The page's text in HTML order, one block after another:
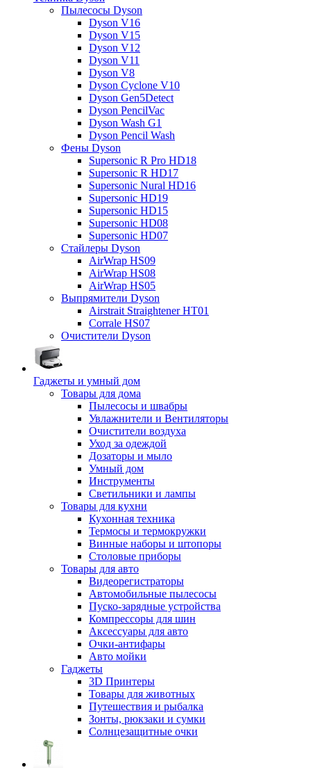
Пылесосы Dyson
Dyson V16
Dyson V15
Dyson V12
Dyson V11
Dyson V8
Dyson Cyclone V10
Dyson Gen5Detect
Dyson PencilVac
Dyson Wash G1
Dyson Pencil Wash
Фены Dyson
Supersonic R Pro HD18
Supersonic R HD17
Supersonic Nural HD16
Supersonic HD19
Supersonic HD15
Supersonic HD08
Supersonic HD07
Стайлеры Dyson
AirWrap HS09
AirWrap HS08
AirWrap HS05
Выпрямители Dyson
Airstrait Straightener HT01
Corrale HS07
Очистители Dyson
Гаджеты и умный дом
Товары для дома
Пылесосы и швабры
Увлажнители и Вентиляторы
Очистители воздуха
Уход за одеждой
Дозаторы и мыло
Умный дом
Инструменты
Светильники и лампы
Товары для кухни
Кухонная техника
Термосы и термокружки
Винные наборы и штопоры
Столовые приборы
Товары для авто
Видеорегистраторы
Автомобильные пылесосы
Пуско-зарядные устройства
Компрессоры для шин
Аксессуары для авто
Очки-антифары
Авто мойки
Гаджеты
3D Принтеры
Товары для животных
Путешествия и рыбалка
Зонты, рюкзаки и сумки
Солнцезащитные очки